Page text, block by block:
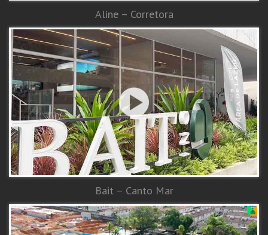
Aline – Corretora
Bait – Canto Mar